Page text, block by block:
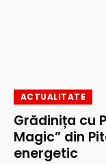
ACTUALITATE
Grădinița cu
Magic” din
energetic